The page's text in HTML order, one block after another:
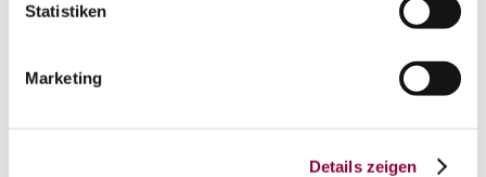
Statistiken
Marketing
Details zeigen